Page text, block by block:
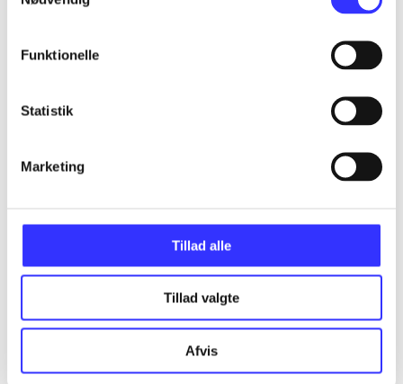
Funktionelle
Statistik
Marketing
Tillad alle
Tillad valgte
Afvis
...
...
...